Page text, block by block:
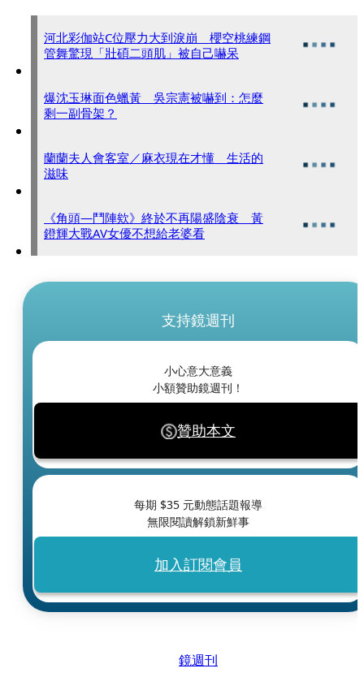
河北彩伽站C位壓力大到淚崩 櫻空桃練鋼
管舞驚現「壯碩二頭肌」被自己嚇呆
爆沈玉琳面色蠟黃 吳宗憲被嚇到：怎麼
剩一副骨架？
蘭蘭夫人會客室／麻衣現在才懂 生活的
滋味
《角頭—鬥陣欸》終於不再陽盛陰衰 黃
鐙輝大戰AV女優不想給老婆看
支持鏡週刊
小心意大意義
小額贊助鏡週刊！
贊助本文
每期 $35 元動態話題報導
無限閱讀解鎖新鮮事
加入訂閱會員
鏡週刊